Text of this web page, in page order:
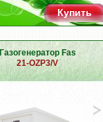
Купить
Газогенератор Fas
21-OZP3/V